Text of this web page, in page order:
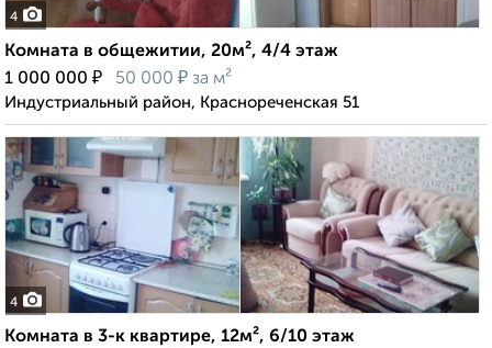
4
Комната в общежитии, 20м², 4/4 этаж
1 000 000 ₽ 50 000 ₽ за м²
Индустриальный район, Краснореченская 51
4
Комната в 3-к квартире, 12м², 6/10 этаж